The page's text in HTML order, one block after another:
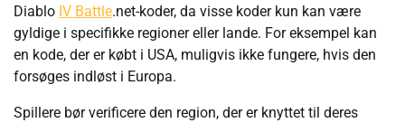
Diablo IV Battle.net-koder, da visse koder kun kan være
gyldige i specifikke regioner eller lande. For eksempel kan
en kode, der er købt i USA, muligvis ikke fungere, hvis den
forsøges indløst i Europa.
Spillere bør verificere den region, der er knyttet til deres